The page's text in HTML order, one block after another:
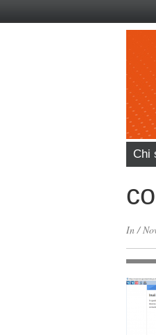
Chi
In/